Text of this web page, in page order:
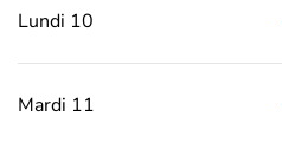
Lundi 10
Mardi 11